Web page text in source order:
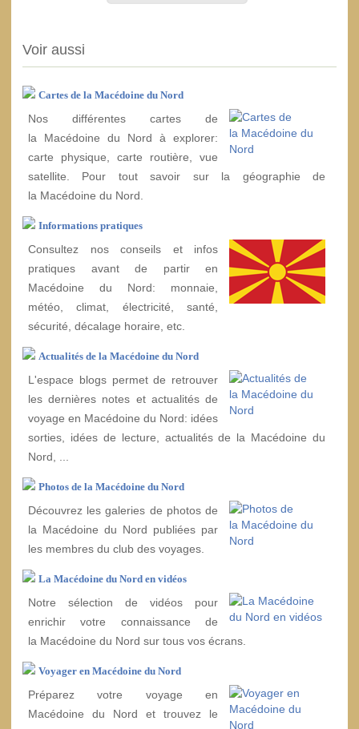
Voir aussi
Cartes de la Macédoine du Nord
Nos différentes cartes de
la Macédoine du Nord à explorer:
carte physique, carte routière, vue
satellite. Pour tout savoir sur la géographie de
la Macédoine du Nord.
Informations pratiques
Consultez nos conseils et infos
pratiques avant de partir en
Macédoine du Nord: monnaie,
météo, climat, électricité, santé,
sécurité, décalage horaire, etc.
Actualités de la Macédoine du Nord
L'espace blogs permet de retrouver
les dernières notes et actualités de
voyage en Macédoine du Nord: idées
sorties, idées de lecture, actualités de la Macédoine du
Nord, ...
Photos de la Macédoine du Nord
Découvrez les galeries de photos de
la Macédoine du Nord publiées par
les membres du club des voyages.
La Macédoine du Nord en vidéos
Notre sélection de vidéos pour
enrichir votre connaissance de
la Macédoine du Nord sur tous vos écrans.
Voyager en Macédoine du Nord
Préparez votre voyage en
Macédoine du Nord et trouvez le